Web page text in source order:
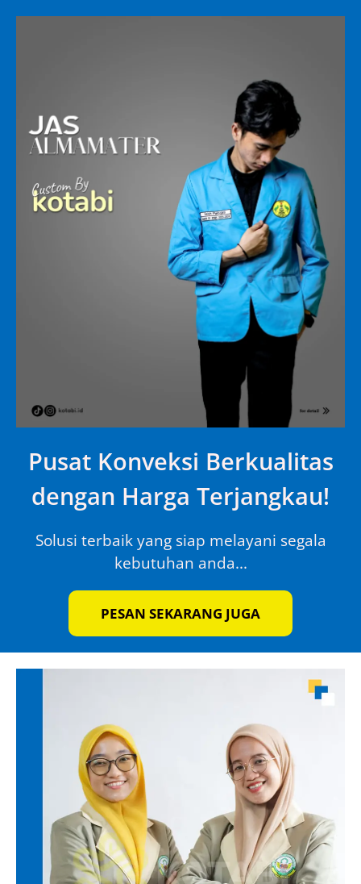
Pusat Konveksi Berkualitas
dengan Harga Terjangkau!
Solusi terbaik yang siap melayani segala
kebutuhan anda...
PESAN SEKARANG JUGA